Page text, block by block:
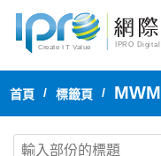
首頁 標籤頁 MWM
輸入部份的標題